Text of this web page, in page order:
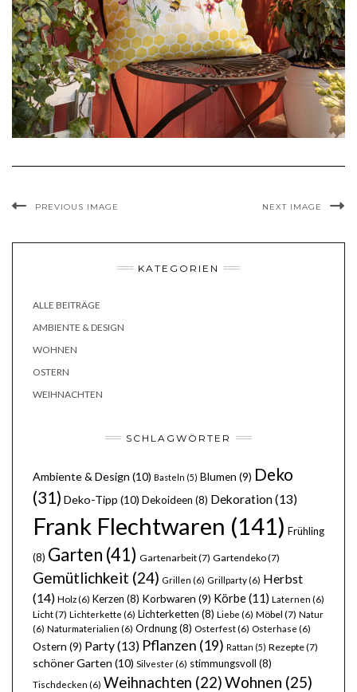
PREVIOUS IMAGE NEXT IMAGE
KATEGORIEN
ALLE BEITRÄGE
AMBIENTE & DESIGN
WOHNEN
OSTERN
WEIHNACHTEN
SCHLAGWÖRTER
Ambiente & Design (10) Basteln (5) Blumen (9) Deko
(31) Deko-Tipp (10) Dekoideen (8) Dekoration(13)
Frank Flechtwaren (141) Frühling
(8) Garten (41) Gartenarbeit(7) Gartendeko(7)
Gemütlichkeit (24) Grillen (6) Grillparty(6) Herbst
(14) Holz(6) Kerzen (8) Korbwaren (9) Körbe(11) Laternen (6)
Licht(7) Lichterkette (6) Lichterketten (8) Liebe (6) Möbel (7) Natur
(6) Naturmaterialien (6) Ordnung(8) Osterfest(6) Osterhase (6)
Ostern (9) Party(13) Pflanzen (19) Rattan (5) Rezepte(7)
schöner Garten (10) Silvester(6) stimmungsvoll (8)
Tischdecken (6) Weihnachten (22)Wohnen (25)